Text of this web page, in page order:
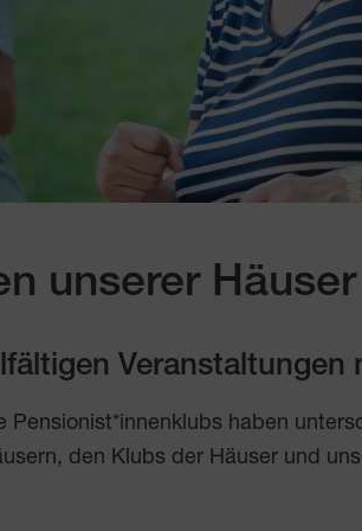
unserer
Veranstaltungen
Pensionist*innenklubs haben
den Klubs der Häuser und